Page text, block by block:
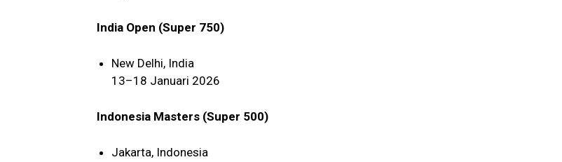
India Open (Super 750)
New Delhi, India
13–18 Januari 2026
Indonesia Masters (Super 500)
Jakarta, Indonesia